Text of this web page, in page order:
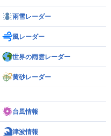
雨雪レーダー
風レーダー
世界の雨雲レーダー
黄砂レーダー
台風情報
津波情報